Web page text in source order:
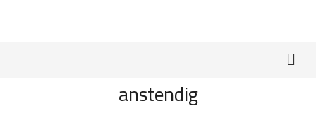
anstendig